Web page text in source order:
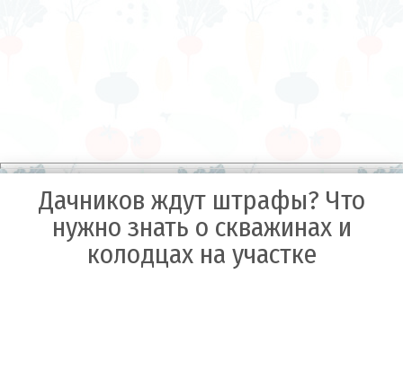
садоводам и
Дачников ждут штрафы? Что
нужно знать о скважинах и
колодцах на участке